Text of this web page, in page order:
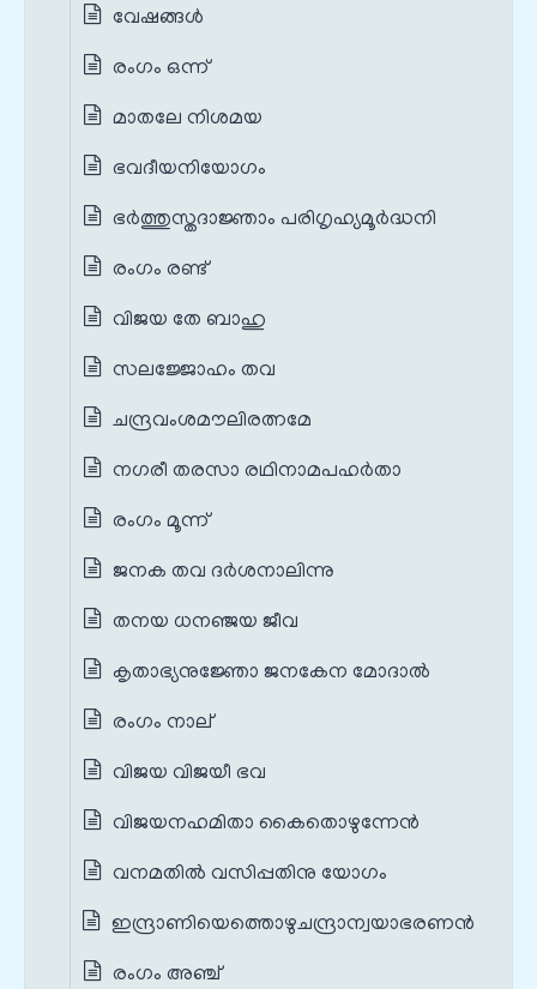
വേഷങ്ങൾ
രംഗം ഒന്ന്
മാതലേ നിശമയ
ഭവദീയനിയോഗം
ഭർത്തുസ്തദാജ്ഞാം പരിഗൃഹ്യമൂർദ്ധനി
രംഗം രണ്ട്
വിജയ തേ ബാഹു
സലജ്ജോഹം തവ
ചന്ദ്രവംശമൗലിരത്നമേ
നഗരീ തരസാ രഥിനാമപഹര്‍താ
രംഗം മൂന്ന്
ജനക തവ ദർശനാലിന്നു
തനയ ധനഞ്ജയ ജീവ
കൃതാഭ്യനുജ്ഞോ ജനകേന മോദാൽ
രംഗം നാല്
വിജയ വിജയീ ഭവ
വിജയനഹമിതാ കൈതൊഴുന്നേന്‍
വനമതില്‍ വസിപ്പതിനു യോഗം
ഇന്ദ്രാണിയെത്തൊഴുചന്ദ്രാന്വയാഭരണൻ
രംഗം അഞ്ച്